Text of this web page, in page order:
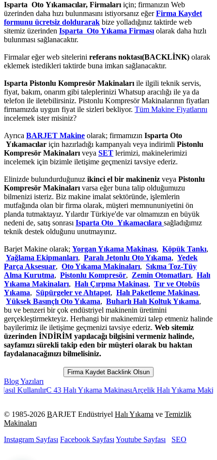
Isparta Oto Yıkamacılar, Firmalarıiçin; firmanızın Web
üzerinden daha hızı bulunmasını istiyorsanız eğerFirma Kaydet
formunu ücretsiz doldurarak bize yolladığınız taktirde web
sitemiz üzerinden Isparta Oto Yıkama Firmasıolarak daha hızlı
bulunması sağlanacaktır.
Firmalar eğer web sitelerini referans noktası(BACKLİNK) olarak
eklemek istedikleri taktirde buna imkan sağlanacaktır.
Isparta Pistonlu Kompresör Makinalarıile ilgili teknik servis,
fiyat, bakım, onarım gibi taleplerinizi Whatsup aracılığı ile ya da
telefon ile iletebilirsiniz. Pistonlu Kompresör Makinalarının fiyatları
firmamızda uygun fiyat ile sizleri bekliyor. Tüm Makine Fiyatlarını
incelemek ister misiniz?
Ayrıca BARJET Makine olarak; firmamızın Isparta Oto
Yıkamacılar için hazırladığı kampanyalı veya indirimli Pistonlu
Kompresör Makinalarıveya SET lerimizi, makinelerimizi
incelemek için bizimle iletişime geçmenizi tavsiye ederiz.
Elinizde bulundurduğunuz ikinci el bir makineniz veya Pistonlu
Kompresör Makinalarıvarsa eğer buna talip olduğumuzu
bilmenizi isteriz. Biz makine imalat sektöründe, işlemlerin
mutfağında olan bir firma olarak, müşteri memnununiyetini ön
planda tutmaktayız. Yılardır Türkiye'de var olmamızın en büyük
nedeni de, satış sonrası Isparta Oto Yıkamacılara sağladığımız
teknik destek olduğunu unutmayınız.
Barjet Makine olarak; Yorgan Yıkama Makinası, Köpük Tankı,
Yağlama Ekipmanları, Paralı Jetonlu Oto Yıkama, Yedek
Parça Aksesuar, Oto Yıkama Makinaları, Sıkma Toz-Tüy
Alma Kurutma, Pistonlu Kompresör, Zemin Otomatları, Halı
Yıkama Makinaları, Halı Çırpma Makinası, Tır ve Otobüs
Yıkama, Süpürgeler ve Ahtapot, Halı Paketleme Makinası,
Yüksek Basınçlı Oto Yıkama, Buharlı Halı Koltuk Yıkama,
bu ve benzeri bir çok endüstriyel makinenin üretimini
gerçekleştirmekteyiz. Herhangi bir makinemizi talep etmeniz halinde
bayilerimiz ile iletişime geçmenizi tavsiye ederiz. Web sitemiz
üzerinden İNDİRİM yapılacağı bilgisini vermeniz halinde,
sayfamızı sürekli takip eden bir müşteri olarak bu haktan
faydalanacağınızı bilmelisiniz.
Firma Kaydet Backlink Olsun
Blog Yazıları
C 43 Halı Yıkama MakinasıArçelik Halı Yıkama Makinası
© 1985-2026 BARJET Endüstriyel Halı Yıkama ve Temizlik
Makinaları
Instagram Sayfası Facebook SayfasıYoutube Sayfası SEO